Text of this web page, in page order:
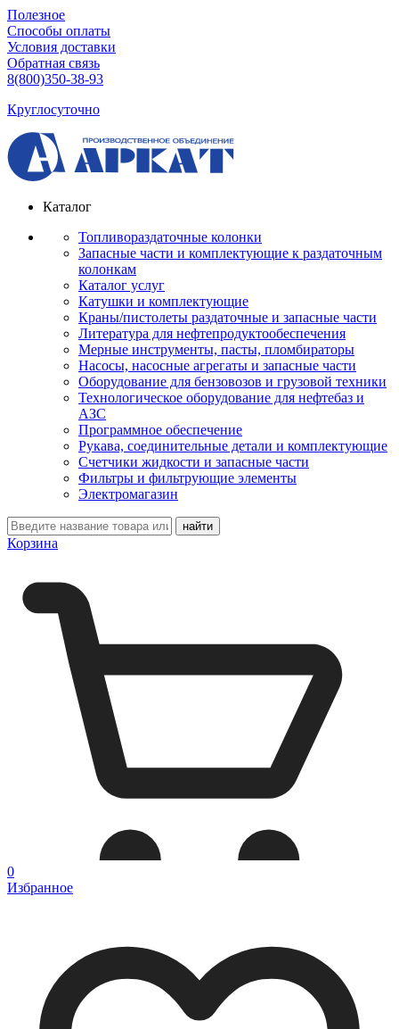
Полезное
Способы оплаты
Условия доставки
Обратная связь
8(800)350-38-93
Круглосуточно
Каталог
Топливораздаточные колонки
Запасные части и комплектующие к раздаточным
колонкам
Каталог услуг
Катушки и комплектующие
Краны/пистолеты раздаточные и запасные части
Литература для нефтепродуктообеспечения
Мерные инструменты, пасты, пломбираторы
Насосы, насосные агрегаты и запасные части
Оборудование для бензовозов и грузовой техники
Технологическое оборудование для нефтебаз и
АЗС
Программное обеспечение
Рукава, соединительные детали и комплектующие
Счетчики жидкости и запасные части
Фильтры и фильтрующие элементы
Электромагазин
Корзина
0
Избранное